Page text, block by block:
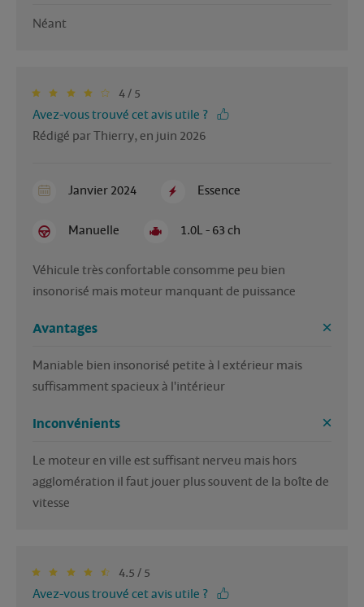
Néant
4 / 5
Avez-vous trouvé cet avis utile ?
Rédigé par Thierry, en juin 2026
Janvier 2024 Essence
Manuelle 1.0L - 63 ch
Véhicule très confortable consomme peu bien
insonorisé mais moteur manquant de puissance
Avantages
Maniable bien insonorisé petite à l extérieur mais
suffisamment spacieux à l'intérieur
Inconvénients
Le moteur en ville est suffisant nerveu mais hors
agglomération il faut jouer plus souvent de la boîte de
vitesse
4.5 / 5
Avez-vous trouvé cet avis utile ?